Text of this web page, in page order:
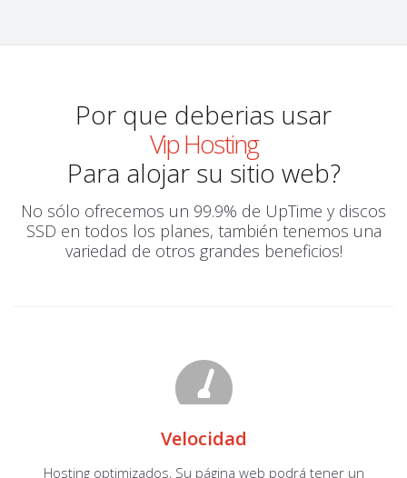
Por que deberias usar
Vip Hosting
Para alojar su sitio web?
No sólo ofrecemos un 99.9% de UpTime y discos
SSD en todos los planes, también tenemos una
variedad de otros grandes beneficios!
Velocidad
Hosting optimizados, Su página web podrá tener un